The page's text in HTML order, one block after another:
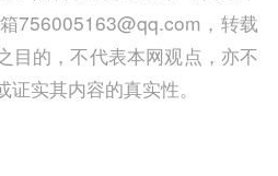
756005163@qq.com，转载
目的，不代表本网观点，亦不
实其内容的真实性。